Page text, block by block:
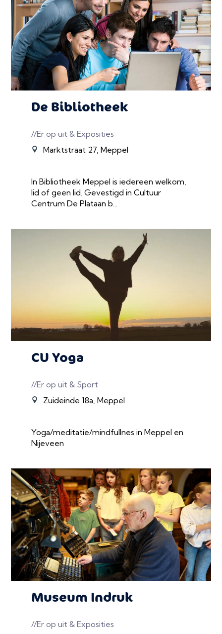
De Bibliotheek
//Er op uit & Exposities
Marktstraat 27, Meppel
In Bibliotheek Meppel is iedereen welkom,
lid of geen lid. Gevestigd in Cultuur
Centrum De Plataan b...
CU Yoga
//Er op uit & Sport
Zuideinde 18a, Meppel
Yoga/meditatie/mindfullnes in Meppel en
Nijeveen
Museum Indruk
//Er op uit & Exposities